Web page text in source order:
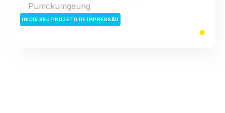
Pumckumgeung
INICIE SEU PROJETO DE IMPRESSÃO